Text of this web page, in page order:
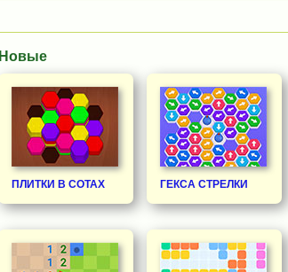
Новые
ПЛИТКИ В СОТАХ ГЕКСА СТРЕЛКИ